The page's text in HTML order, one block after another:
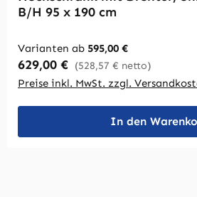
B/H 95 x 190 cm
Varianten ab 595,00 €
Regulärer Preis:
629,00 € (528,57 € netto)
Preise inkl. MwSt. zzgl.
In den